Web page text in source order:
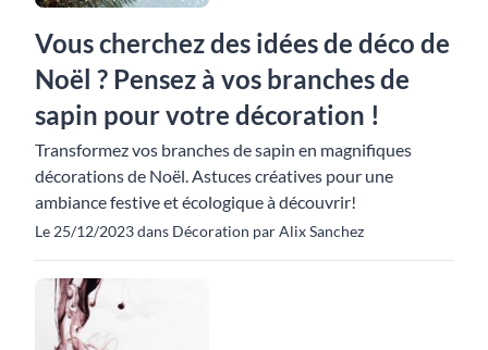
Vous cherchez des idées de déco de
Noël ? Pensez à vos branches de
sapin pour votre décoration !
Transformez vos branches de sapin en magnifiques
décorations de Noël. Astuces créatives pour une
ambiance festive et écologique à découvrir!
Le 25/12/2023 dans Décoration par Alix Sanchez